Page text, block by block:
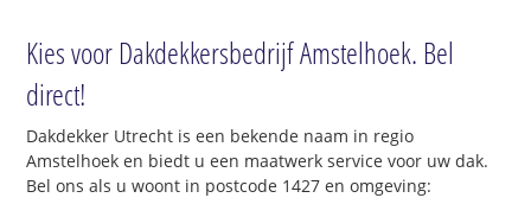
Kies voor Dakdekkersbedrijf Amstelhoek. Bel
direct!
Dakdekker Utrecht is een bekende naam in regio
Amstelhoek en biedt u een maatwerk service voor uw dak.
Bel ons als u woont in postcode 1427 en omgeving: